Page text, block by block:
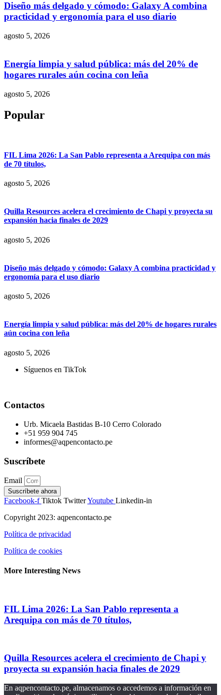
Diseño más delgado y cómodo: Galaxy A combina
practicidad y ergonomía para el uso diario
agosto 5, 2026
Energía limpia y salud pública: más del 20% de
hogares rurales aún cocina con leña
agosto 5, 2026
Popular
FIL Lima 2026: La San Pablo representa a Arequipa con más
de 70 títulos,
agosto 5, 2026
Quilla Resources acelera el crecimiento de Chapi y proyecta su
expansión hacia finales de 2029
agosto 5, 2026
Diseño más delgado y cómodo: Galaxy A combina practicidad y
ergonomía para el uso diario
agosto 5, 2026
Energía limpia y salud pública: más del 20% de hogares rurales
aún cocina con leña
agosto 5, 2026
Síguenos en TikTok
Contactos
Urb. Micaela Bastidas B-10 Cerro Colorado
+51 959 904 745
informes@aqpencontacto.pe
Suscríbete
Email
Suscríbete ahora
Facebook-f Tiktok TwitterYoutube Linkedin-in
Copyright 2023: aqpencontacto.pe
Política de privacidad
Política de cookies
More Interesting News
FIL Lima 2026: La San Pablo representa a
Arequipa con más de 70 títulos,
Quilla Resources acelera el crecimiento de Chapi y
proyecta su expansión hacia finales de 2029
En aqpencontacto.pe, almacenamos o accedemos a información en